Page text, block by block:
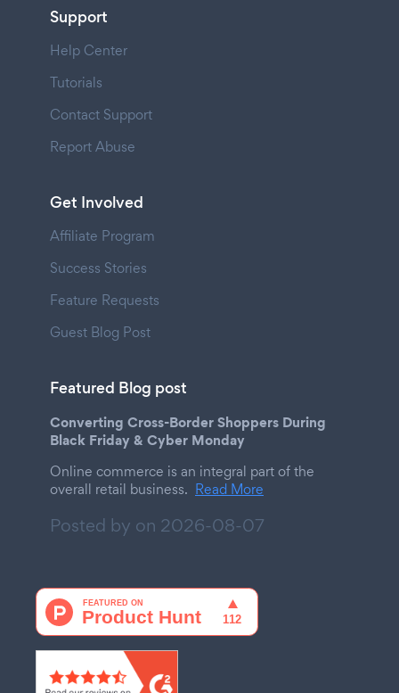
Support
Help Center
Tutorials
Contact Support
Report Abuse
Get Involved
Affiliate Program
Success Stories
Feature Requests
Guest Blog Post
Featured Blog post
Converting Cross-Border Shoppers During
Black Friday & Cyber Monday
Online commerce is an integral part of the
overall retail business. Read More
Posted by on 2026-08-07